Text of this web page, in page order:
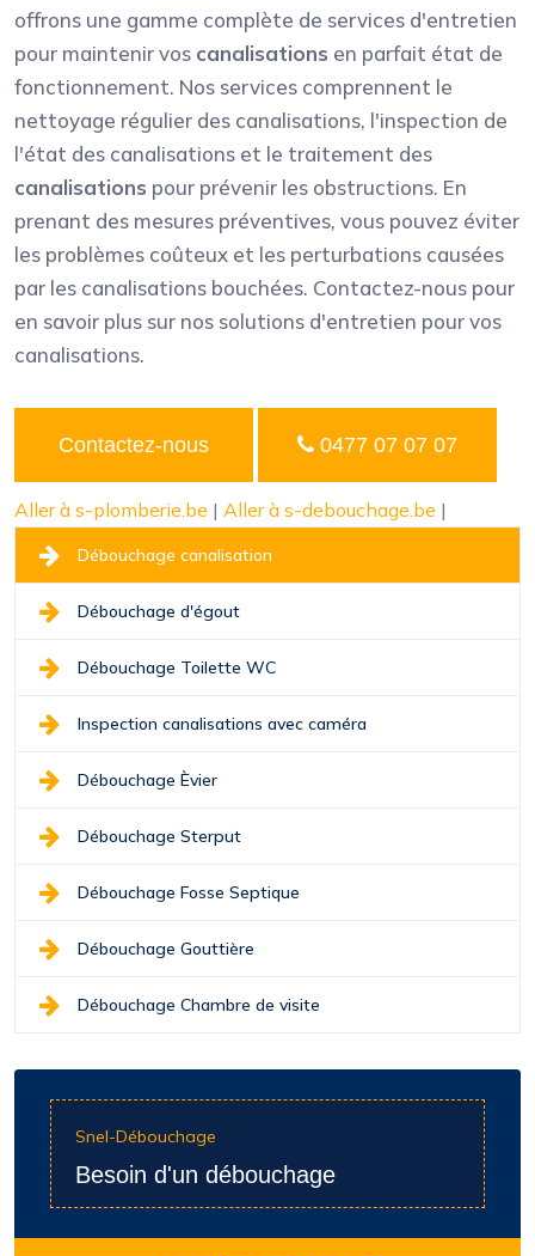
offrons une gamme complète de services d'entretien
pour maintenir vos canalisations en parfait état de
fonctionnement. Nos services comprennent le
nettoyage régulier des canalisations, l'inspection de
l'état des canalisations et le traitement des
canalisations pour prévenir les obstructions. En
prenant des mesures préventives, vous pouvez éviter
les problèmes coûteux et les perturbations causées
par les canalisations bouchées. Contactez-nous pour
en savoir plus sur nos solutions d'entretien pour vos
canalisations.
Contactez-nous 0477 07 07 07
Aller à s-plomberie.be | Aller à s-debouchage.be |
Débouchage canalisation
Débouchage d'égout
Débouchage Toilette WC
Inspection canalisations avec caméra
Débouchage Èvier
Débouchage Sterput
Débouchage Fosse Septique
Débouchage Gouttière
Débouchage Chambre de visite
Snel-Débouchage
Besoin d'un débouchage